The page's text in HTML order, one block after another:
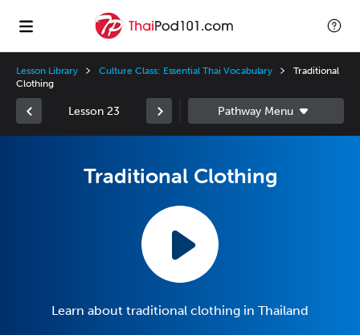
Lesson Library Culture Class: Essential Thai Vocabulary
Traditional
Clothing
Lesson 23
Traditional Clothing
Learn about traditional clothing in Thailand